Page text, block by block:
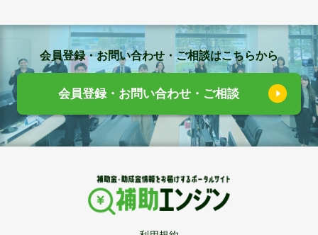
会員登録・お問い合わせ・ご相談はこちらから
会員登録・お問い合わせ・ご相談